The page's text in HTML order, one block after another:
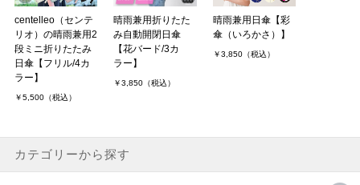
centelleo（センテ
リオ）の晴雨兼用2
段ミニ折りたたみ
日傘【フリル/4カ
ラー】
￥5,500（税込）
晴雨兼用折りたた
み自動開閉日傘
【花バード/3カ
ラー】
￥3,850（税込）
晴雨兼用日傘【彩
傘（いろかさ）】
￥3,850（税込）
カテゴリーから探す